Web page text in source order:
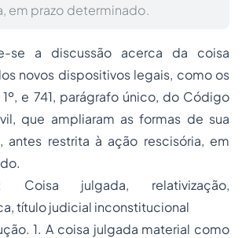
em prazo determinado.
se a discussão acerca da coisa
novos dispositivos legais, como os
e 741, parágrafo único, do Código
que ampliaram as formas de sua
antes restrita à ação rescisória, em
Coisa julgada, relativização,
título judicial inconstitucional
1. A coisa julgada material como